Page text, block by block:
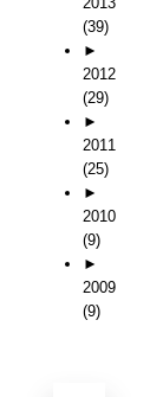
(39)
►
2012
(29)
►
2011
(25)
►
2010
(9)
►
2009
(9)